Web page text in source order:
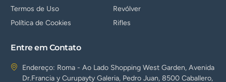
Termos de Uso
Política de Cookies
Revólver
Rifles
Entre em Contato
Endereço: Roma - Ao Lado Shopping West Garden, Avenida
Dr.Francia y Curupayty Galeria, Pedro Juan, 8500 Caballero,